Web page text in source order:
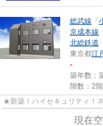
総武線 「
京成本線
北総鉄道
東京都江
-
築年数：
階数：2
★新築！ハイセキュリティ！
現在